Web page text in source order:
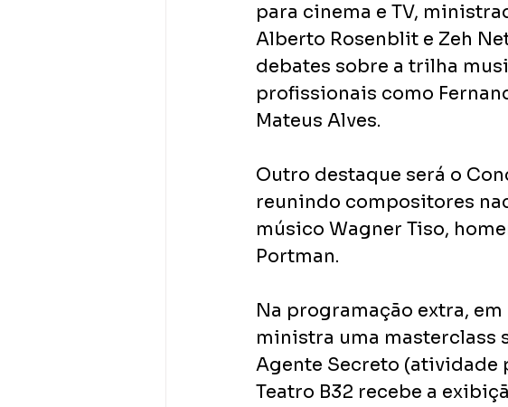
para cinema e TV,
Alberto Rosenblit e Zeh
debates sobre a trilha
profissionais como
Mateus Alves.
Outro destaque será o
reunindo compositores
músico Wagner Tiso,
Portman.
Na programação extra,
ministra uma masterclass
Agente Secreto (atividade
Teatro B32 recebe a